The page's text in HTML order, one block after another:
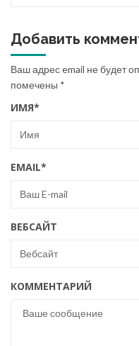
Добавить
Ваш адрес email не будет
помечены *
ИМЯ*
EMAIL*
ВЕБСАЙТ
КОММЕНТАРИЙ